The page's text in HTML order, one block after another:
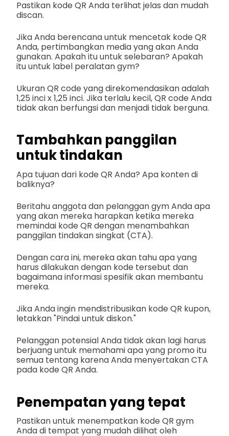
Pastikan kode QR Anda terlihat jelas dan mudah
discan.
Jika Anda berencana untuk mencetak kode QR
Anda, pertimbangkan media yang akan Anda
gunakan. Apakah itu untuk selebaran? Apakah
itu untuk label peralatan gym?
Ukuran QR code yang direkomendasikan adalah
1,25 inci x 1,25 inci. Jika terlalu kecil, QR code Anda
tidak akan berfungsi dan menjadi tidak berguna.
Tambahkan panggilan
untuk tindakan
Apa tujuan dari kode QR Anda? Apa konten di
baliknya?
Beritahu anggota dan pelanggan gym Anda apa
yang akan mereka harapkan ketika mereka
memindai kode QR dengan menambahkan
panggilan tindakan singkat (CTA).
Dengan cara ini, mereka akan tahu apa yang
harus dilakukan dengan kode tersebut dan
bagaimana informasi spesifik akan membantu
mereka.
Jika Anda ingin mendistribusikan kode QR kupon,
letakkan "Pindai untuk diskon."
Pelanggan potensial Anda tidak akan lagi harus
berjuang untuk memahami apa yang promo itu
semua tentang karena Anda menyertakan CTA
pada kode QR Anda.
Penempatan yang tepat
Pastikan untuk menempatkan kode QR gym
Anda di tempat yang mudah dilihat oleh